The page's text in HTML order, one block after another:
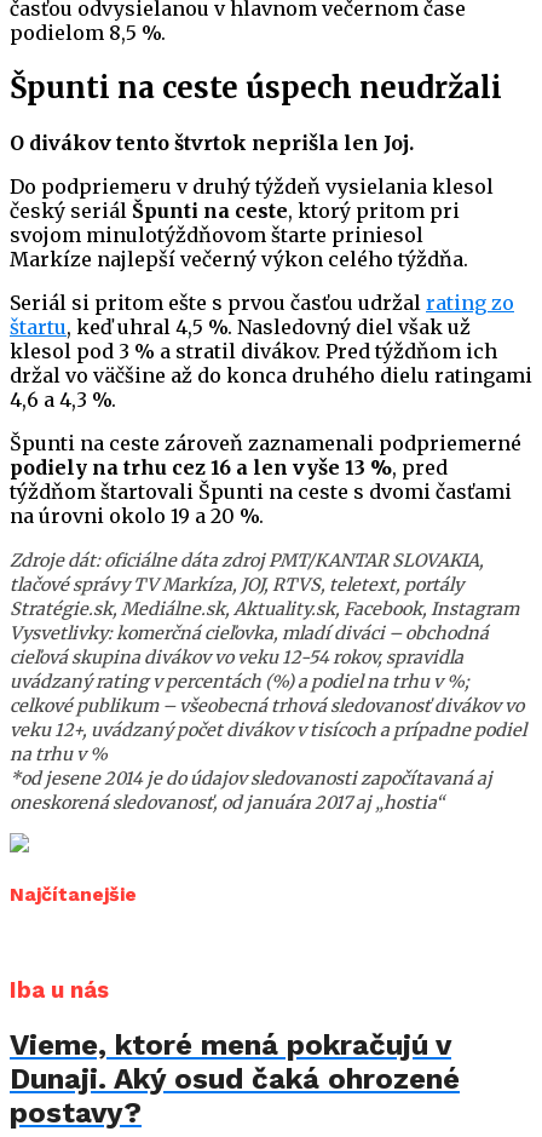
časťou odvysielanou v hlavnom večernom čase
podielom 8,5 %.
Špunti na ceste úspech neudržali
O divákov tento štvrtok neprišla len Joj.
Do podpriemeru v druhý týždeň vysielania klesol
český seriál Špunti na ceste, ktorý pritom pri
svojom minulotýždňovom štarte priniesol
Markíze najlepší večerný výkon celého týždňa.
Seriál si pritom ešte s prvou časťou udržal rating zo
štartu, keď uhral 4,5 %. Nasledovný diel však už
klesol pod 3 % a stratil divákov. Pred týždňom ich
držal vo väčšine až do konca druhého dielu ratingami
4,6 a 4,3 %.
Špunti na ceste zároveň zaznamenali podpriemerné
podiely na trhu cez 16 a len vyše 13 %, pred
týždňom štartovali Špunti na ceste s dvomi časťami
na úrovni okolo 19 a 20 %.
Zdroje dát: oficiálne dáta zdroj PMT/KANTAR SLOVAKIA,
tlačové správy TV Markíza, JOJ, RTVS, teletext, portály
Stratégie.sk, Mediálne.sk, Aktuality.sk, Facebook, Instagram
Vysvetlivky: komerčná cieľovka, mladí diváci – obchodná
cieľová skupina divákov vo veku 12-54 rokov, spravidla
uvádzaný rating v percentách (%) a podiel na trhu v %;
celkové publikum – všeobecná trhová sledovanosť divákov vo
veku 12+, uvádzaný počet divákov v tisícoch a prípadne podiel
na trhu v %
*od jesene 2014 je do údajov sledovanosti započítavaná aj
oneskorená sledovanosť, od januára 2017 aj „hostia“
Najčítanejšie
Iba u nás
Vieme, ktoré mená pokračujú v
Dunaji. Aký osud čaká ohrozené
postavy?